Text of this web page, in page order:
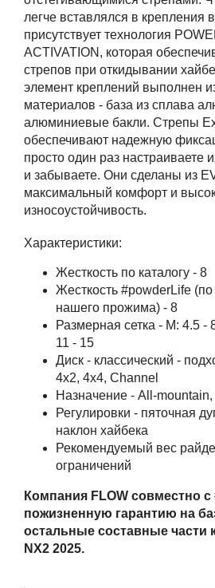
легче вставлялся в крепления
присутствует технология
ACTIVATION, которая
стрепов при откидывании
элемент креплений выполнен
материалов - база из сплава
алюминиевые бакли. Стрепы
обеспечивают надежную
просто один раз настраиваете
и забываете. Они сделаны из
максимальный комфорт и
износоустойчивость.
Характеристики:
Жесткость по каталогу - 8
Жесткость #powderLife (по
нашего прожима) - 8
Размерная сетка - M: 4.5 -
11 - 15
Диск - классический -
4x2, 4x4, Channel
Назначение - All-
Регулировки - пяточная
наклон хайбека
Рекомендуемый вес
ограничений
Компания FLOW совместно
пожизненную гарантию на
остальные составные части
NX2 2025.